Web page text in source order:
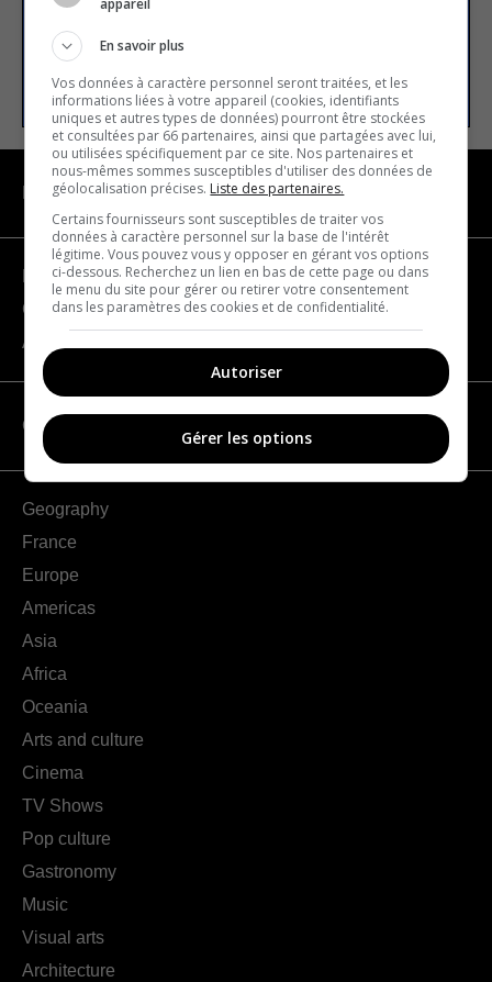
SUBSCRIBE
NAVIGATION
Become a partner
Contact us
About us
CATEGORIES
Geography
France
Europe
Americas
Asia
Africa
Oceania
Arts and culture
Cinema
TV Shows
Pop culture
Gastronomy
Music
Visual arts
Architecture
En savoir plus
Vos données à caractère personnel seront traitées, et les
informations liées à votre appareil (cookies, identifiants
uniques et autres types de données) pourront être stockées
et consultées par 66 partenaires, ainsi que partagées avec lui,
ou utilisées spécifiquement par ce site. Nos partenaires et
nous-mêmes sommes susceptibles d'utiliser des données de
géolocalisation précises. Liste des partenaires.
Certains fournisseurs sont susceptibles de traiter vos
données à caractère personnel sur la base de l'intérêt
légitime. Vous pouvez vous y opposer en gérant vos options
ci-dessous. Recherchez un lien en bas de cette page ou dans
le menu du site pour gérer ou retirer votre consentement
dans les paramètres des cookies et de confidentialité.
Autoriser
Gérer les options